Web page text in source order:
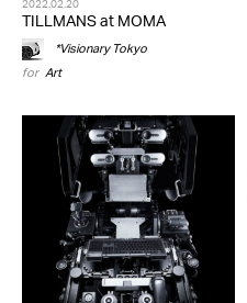
TILLMANS at MOMA
*Visionary Tokyo
for Art